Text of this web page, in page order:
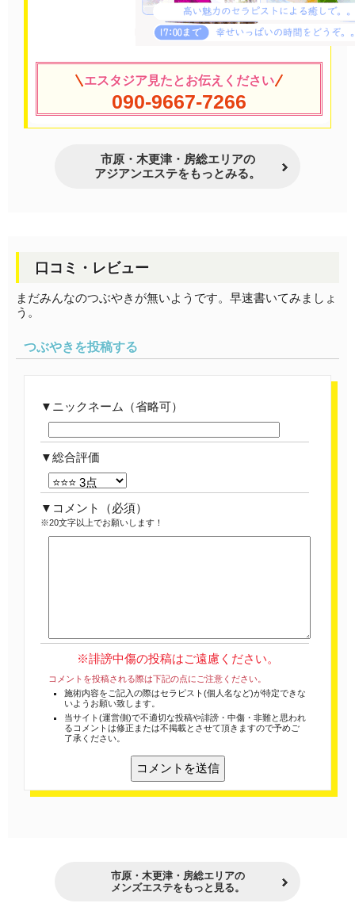
エスタジア見たとお伝えください
090-9667-7266
市原・木更津・房総エリアの
アジアンエステをもっとみる。
口コミ・レビュー
まだみんなのつぶやきが無いようです。早速書いてみましょ
う。
つぶやきを投稿する
ニックネーム（省略可）
総合評価
コメント （必須）
※20文字以上でお願いします！
※誹謗中傷の投稿はご遠慮ください。
コメントを投稿される際は下記の点にご注意ください。
施術内容をご記入の際はセラピスト(個人名など)が特定できな
いようお願い致します。
当サイト(運営側)で不適切な投稿や誹謗・中傷・非難と思われ
るコメントは修正または不掲載とさせて頂きますので予めご
了承ください。
市原・木更津・房総エリアの
メンズエステをもっと見る。